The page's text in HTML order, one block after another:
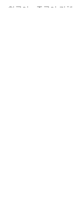
한국어 - 중국어 간체